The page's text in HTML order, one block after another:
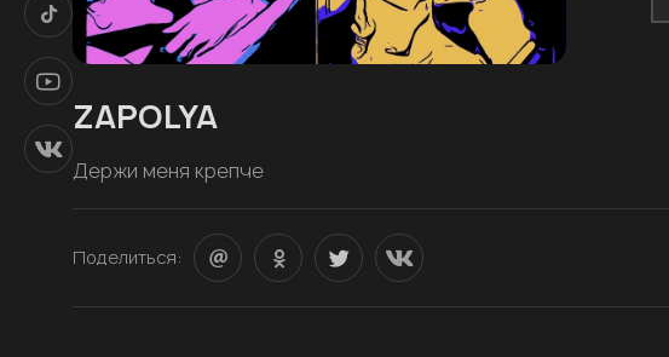
ZAPOLYA
Держи меня крепче
Поделиться: